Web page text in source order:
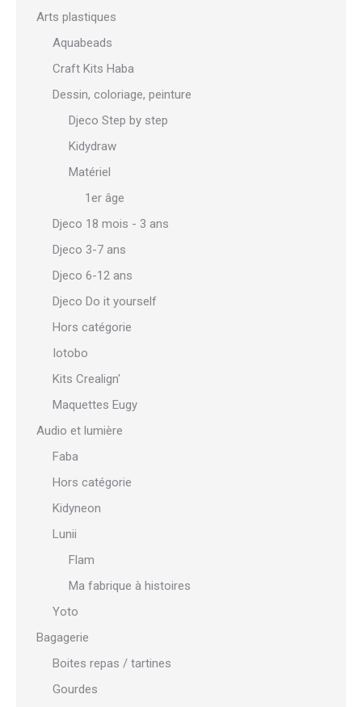
Arts plastiques
Aquabeads
Craft Kits Haba
Dessin, coloriage, peinture
Djeco Step by step
Kidydraw
Matériel
1er âge
Djeco 18 mois - 3 ans
Djeco 3-7 ans
Djeco 6-12 ans
Djeco Do it yourself
Hors catégorie
Iotobo
Kits Crealign'
Maquettes Eugy
Audio et lumière
Faba
Hors catégorie
Kidyneon
Lunii
Flam
Ma fabrique à histoires
Yoto
Bagagerie
Boites repas / tartines
Gourdes